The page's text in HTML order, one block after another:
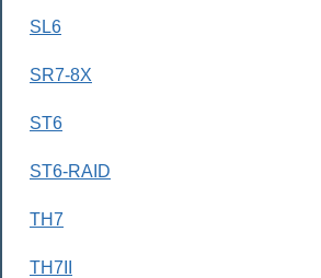
SL6
SR7-8X
ST6
ST6-RAID
TH7
TH7II